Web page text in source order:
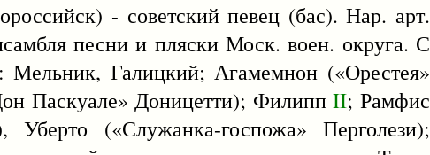
- советский певец (бас). Нар. арт.
песни и пляски Моск. воен. округа. С
Мельник, Галицкий; Агамемнон («Орестея»
Паскуале» Доницетти); ФилиппII; Рамфис
(«Служанка-госпожа» Перголези);